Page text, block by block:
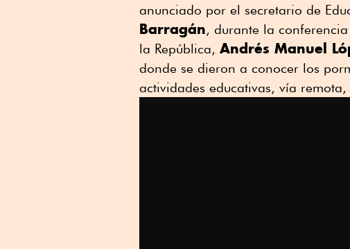
anunciado por el secretario de
Barragán, durante la
la República, Andrés Manuel
donde se dieron a conocer los
actividades educativas, vía